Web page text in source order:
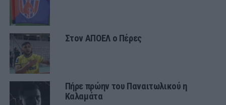
Στον ΑΠΟΕΛ ο Πέρες
Πήρε πρώην του Παναιτωλικού η
Καλαμάτα